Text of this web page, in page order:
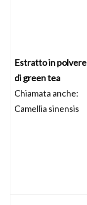
Estratto in polvere
di green tea
Chiamata anche:
Camellia sinensis